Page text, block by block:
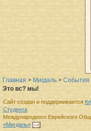
Главная > Мигдаль > События
Это вс? мы!
Сайт создан и поддерживается
Студента
Международного Еврейского
«Мигдаль»
.